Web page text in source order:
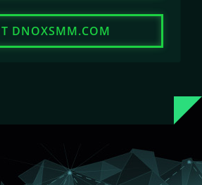
DNOXSMM.COM